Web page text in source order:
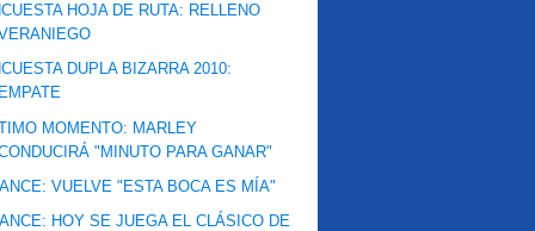
HOJA DE RUTA: RELLENO
DUPLA BIZARRA 2010:
MOMENTO: MARLEY
"MINUTO PARA GANAR"
VUELVE "ESTA BOCA ES MÍA"
HOY SE JUEGA EL CLÁSICO DE